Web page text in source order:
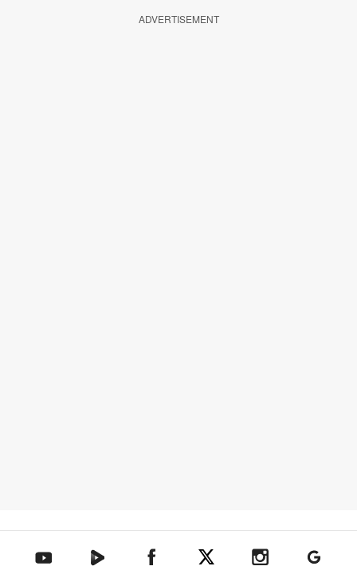
ADVERTISEMENT
텐아시아 유튜브텐아시아 네이버TV텐아시아 페이스북텐아시아 엑스텐아시아 인스타그램
텐아시아